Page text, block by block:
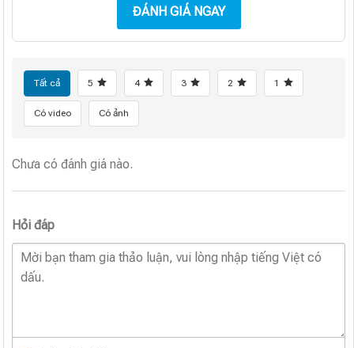
ĐÁNH GIÁ NGAY
Tất cả 5 4 3 2 1
Có video Có ảnh
Chưa có đánh giá nào.
Hỏi đáp